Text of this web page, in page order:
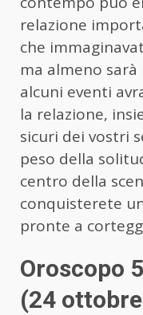
relazione
che
ma almeno sarà
alcuni eventi
la relazione,
sicuri dei vostri
peso della
centro della
conquisterete
pronte a
Oroscopo
(24